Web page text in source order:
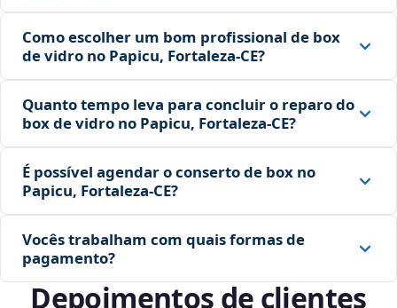
Como escolher um bom profissional de box
de vidro no Papicu, Fortaleza‑CE?
Quanto tempo leva para concluir o reparo do
box de vidro no Papicu, Fortaleza‑CE?
É possível agendar o conserto de box no
Papicu, Fortaleza‑CE?
Vocês trabalham com quais formas de
pagamento?
Depoimentos de clientes